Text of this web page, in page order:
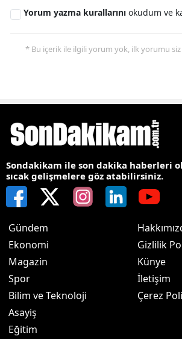
Yorum yazma kurallarını okudum ve
* Bu içerik ile ilgili yorum yok, ilk yorumu siz
Sondakikam ile son dakika haberleri
sıcak gelişmelere göz atabilirsiniz.
Gündem
Ekonomi
Magazin
Spor
Bilim ve Teknoloji
Asayiş
Eğitim
Gizlilik
Künye
İletişim
Çerez